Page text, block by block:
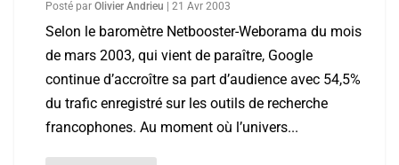
Posté par Olivier Andrieu 21 Avr 2003
Selon le baromètre Netbooster-Weborama du mois
de mars 2003, qui vient de paraître, Google
continue d’accroître sa part d’audience avec 54,5%
du trafic enregistré sur les outils de recherche
francophones. Au moment où l’univers...